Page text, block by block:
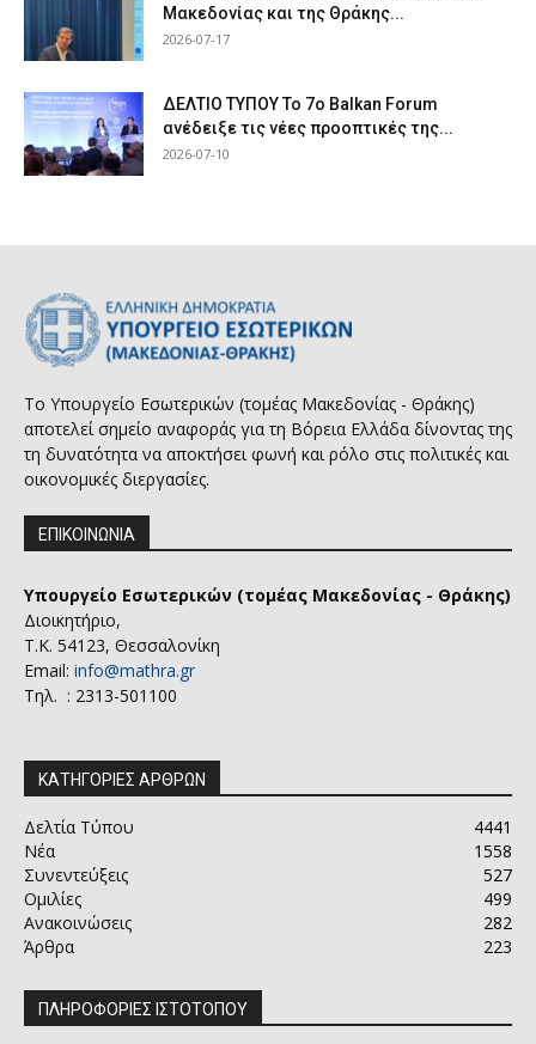
Μακεδονίας και της Θράκης...
2026-07-17
ΔΕΛΤΙΟ ΤΥΠΟΥ Το 7ο Balkan Forum
ανέδειξε τις νέες προοπτικές της...
2026-07-10
Το Υπουργείο Εσωτερικών (τομέας Μακεδονίας - Θράκης)
αποτελεί σημείο αναφοράς για τη Βόρεια Ελλάδα δίνοντας της
τη δυνατότητα να αποκτήσει φωνή και ρόλο στις πολιτικές και
οικονομικές διεργασίες.
ΕΠΙΚΟΙΝΩΝΙΑ
Υπουργείο Εσωτερικών (τομέας Μακεδονίας - Θράκης)
Διοικητήριο,
Τ.Κ. 54123, Θεσσαλονίκη
Email: info@mathra.gr
Τηλ. : 2313-501100
ΚΑΤΗΓΟΡΙΕΣ ΑΡΘΡΩΝ
Δελτία Τύπου
4441
Νέα
1558
Συνεντεύξεις
527
Ομιλίες
499
Ανακοινώσεις
282
Άρθρα
223
ΠΛΗΡΟΦΟΡΙΕΣ ΙΣΤΟΤΟΠΟΥ